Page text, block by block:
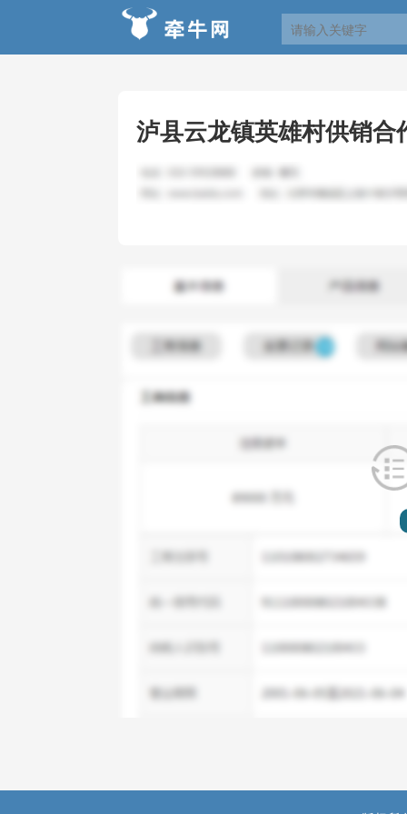
泸县云龙镇英雄村供销合